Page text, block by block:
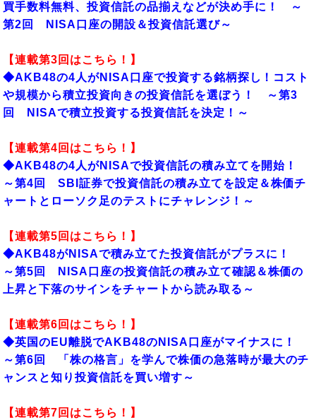
買手数料無料、投資信託の品揃えなどが決め手に！ ～
第2回 NISA口座の開設＆投資信託選び～
【連載第3回はこちら！】
◆AKB48の4人がNISA口座で投資する銘柄探し！コスト
や規模から積立投資向きの投資信託を選ぼう！ ～第3
回 NISAで積立投資する投資信託を決定！～
【連載第4回はこちら！】
◆AKB48の4人がNISAで投資信託の積み立てを開始！
～第4回 SBI証券で投資信託の積み立てを設定＆株価チ
ャートとローソク足のテストにチャレンジ！～
【連載第5回はこちら！】
◆AKB48がNISAで積み立てた投資信託がプラスに！
～第5回 NISA口座の投資信託の積み立て確認＆株価の
上昇と下落のサインをチャートから読み取る～
【連載第6回はこちら！】
◆英国のEU離脱でAKB48のNISA口座がマイナスに！
～第6回 「株の格言」を学んで株価の急落時が最大のチ
ャンスと知り投資信託を買い増す～
【連載第7 回はこちら！】